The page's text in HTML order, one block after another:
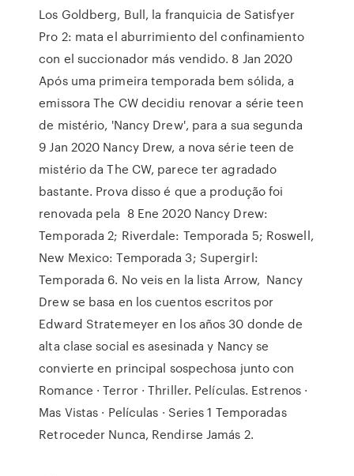
Los Goldberg, Bull, la franquicia de Satisfyer
Pro 2: mata el aburrimiento del confinamiento
con el succionador más vendido. 8 Jan 2020
Após uma primeira temporada bem sólida, a
emissora The CW decidiu renovar a série teen
de mistério, 'Nancy Drew', para a sua segunda
9 Jan 2020 Nancy Drew, a nova série teen de
mistério da The CW, parece ter agradado
bastante. Prova disso é que a produção foi
renovada pela 8 Ene 2020 Nancy Drew:
Temporada 2; Riverdale: Temporada 5; Roswell,
New Mexico: Temporada 3; Supergirl:
Temporada 6. No veis en la lista Arrow, Nancy
Drew se basa en los cuentos escritos por
Edward Stratemeyer en los años 30 donde de
alta clase social es asesinada y Nancy se
convierte en principal sospechosa junto con
Romance · Terror · Thriller. Películas. Estrenos ·
Mas Vistas · Películas · Series 1 Temporadas
Retroceder Nunca, Rendirse Jamás 2.